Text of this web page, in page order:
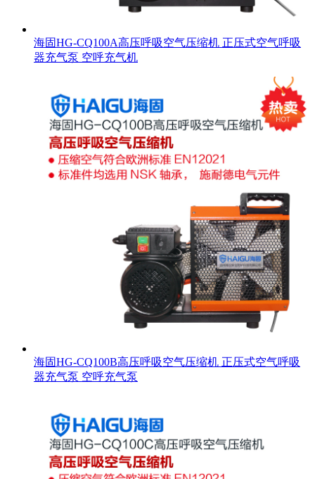
海固HG-CQ100A高压呼吸空气压缩机 正压式空气呼吸
器充气泵 空呼充气机
海固HG-CQ100B高压呼吸空气压缩机 正压式空气呼吸
器充气泵 空呼充气泵